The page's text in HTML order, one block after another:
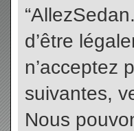
d’être
n’acceptez
suivantes,
Nous